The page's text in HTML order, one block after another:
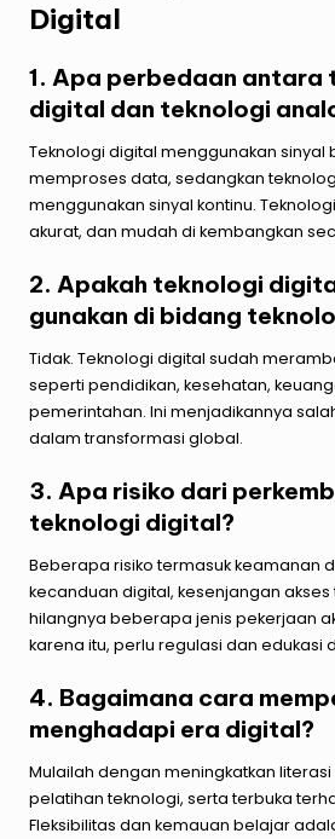
Digital
1. Apa perbedaan antara
digital dan teknologi
Teknologi digital menggunakan sinyal
memproses data, sedangkan
menggunakan sinyal kontinu.
akurat, dan mudah di kembangkan
2. Apakah teknologi
gunakan di bidang
Tidak. Teknologi digital sudah
seperti pendidikan, kesehatan,
pemerintahan. Ini menjadikannya
dalam transformasi global.
3. Apa risiko dari
teknologi digital?
Beberapa risiko termasuk keamanan
kecanduan digital, kesenjangan akses
hilangnya beberapa jenis pekerjaan
karena itu, perlu regulasi dan edukasi
4. Bagaimana cara
menghadapi era digital?
Mulailah dengan meningkatkan
pelatihan teknologi, serta terbuka
Fleksibilitas dan kemauan belajar